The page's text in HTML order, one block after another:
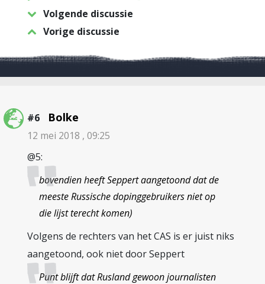
Volgende discussie
Vorige discussie
#6 Bolke
12 mei 2018 , 09:25
@5:
bovendien heeft Seppert aangetoond dat de
meeste Russische dopinggebruikers niet op
die lijst terecht komen)
Volgens de rechters van het CAS is er juist niks
aangetoond, ook niet door Seppert
Punt blijft dat Rusland gewoon journalisten